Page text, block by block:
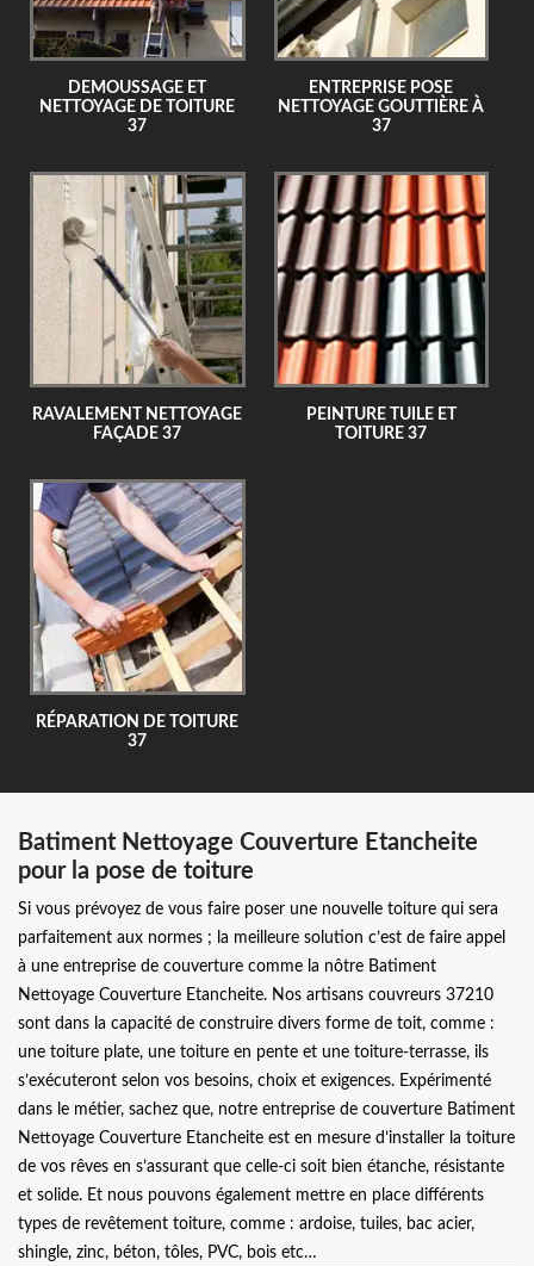
DEMOUSSAGE ET
NETTOYAGE DE TOITURE
37
ENTREPRISE POSE
NETTOYAGE GOUTTIÈRE À
37
RAVALEMENT NETTOYAGE
FAÇADE 37
PEINTURE TUILE ET
TOITURE 37
RÉPARATION DE TOITURE
37
Batiment Nettoyage Couverture Etancheite
pour la pose de toiture
Si vous prévoyez de vous faire poser une nouvelle toiture qui sera
parfaitement aux normes ; la meilleure solution c’est de faire appel
à une entreprise de couverture comme la nôtre Batiment
Nettoyage Couverture Etancheite. Nos artisans couvreurs 37210
sont dans la capacité de construire divers forme de toit, comme :
une toiture plate, une toiture en pente et une toiture-terrasse, ils
s’exécuteront selon vos besoins, choix et exigences. Expérimenté
dans le métier, sachez que, notre entreprise de couverture Batiment
Nettoyage Couverture Etancheite est en mesure d’installer la toiture
de vos rêves en s’assurant que celle-ci soit bien étanche, résistante
et solide. Et nous pouvons également mettre en place différents
types de revêtement toiture, comme : ardoise, tuiles, bac acier,
shingle, zinc, béton, tôles, PVC, bois etc…